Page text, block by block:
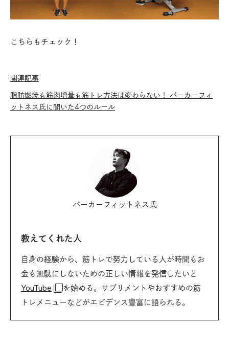
こちらもチェック！
関連記事
脂肪燃焼も筋肉増量も筋トレ方法は変わらない！ パーカーフィ
ットネス氏に聞いた4つのルール
パーカーフィットネス氏
教えてくれた人
自身の経験から、筋トレで努力している人が時間もお
金も無駄にしないための正しい情報を発信したいと
YouTube
を始める。サプリメントやおすすめの筋
トレメニューなどがエビデンス豊富に語られる。